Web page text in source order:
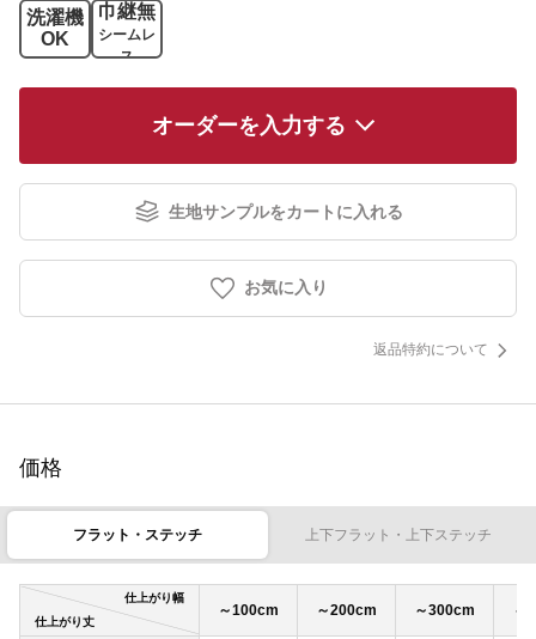
洗濯機
OK
巾継無
シームレ
ス
オーダーを入力する
生地サンプルをカートに入れる
お気に入り
返品特約について
価格
フラット・ステッチ 上下フラット・上下ステッチ
仕上がり幅
仕上がり丈
～100cm ～200cm ～300cm ～